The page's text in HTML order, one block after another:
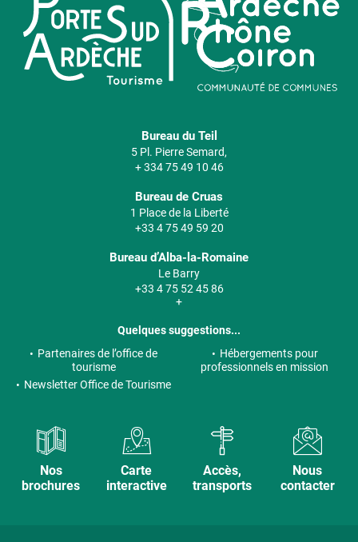
Bureau du Teil
5 Pl. Pierre Semard,
+ 334 75 49 10 46
Bureau de Cruas
1 Place de la Liberté
+33 4 75 49 59 20
Bureau d’Alba-la-Romaine
Le Barry
+33 4 75 52 45 86
+
Quelques suggestions...
Partenaires de l’office de
tourisme
Hébergements pour
professionnels en mission
Newsletter Office de Tourisme
Nos
brochures
Carte
interactive
Accès,
transports
Nous
contacter